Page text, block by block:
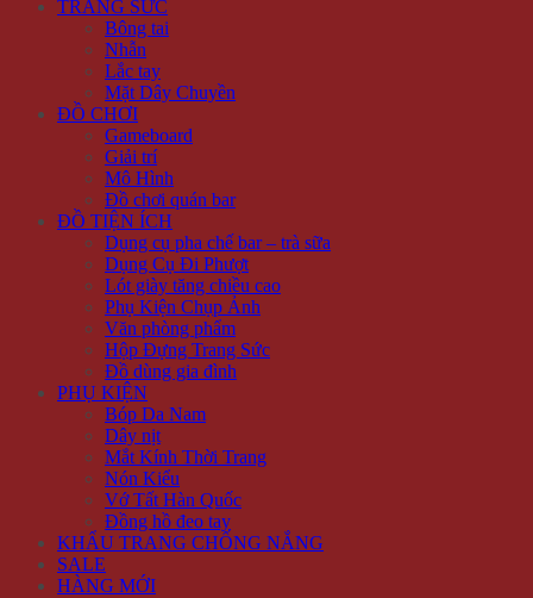
TRANG SỨC
Bông tai
Nhẫn
Lắc tay
Mặt Dây Chuyền
ĐỒ CHƠI
Gameboard
Giải trí
Mô Hình
Đồ chơi quán bar
ĐỒ TIỆN ÍCH
Dụng cụ pha chế bar – trà sữa
Dụng Cụ Đi Phượt
Lót giày tăng chiều cao
Phụ Kiện Chụp Ảnh
Văn phòng phẩm
Hộp Đựng Trang Sức
Đồ dùng gia đình
PHỤ KIỆN
Bóp Da Nam
Dây nịt
Mắt Kính Thời Trang
Nón Kiểu
Vớ Tất Hàn Quốc
Đồng hồ đeo tay
KHẨU TRANG CHỐNG NẮNG
SALE
HÀNG MỚI